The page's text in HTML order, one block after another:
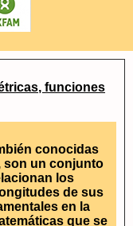
, funciones
conocidas
son un conjunto
los
de sus
en la
que se